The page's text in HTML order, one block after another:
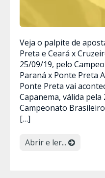
Veja o palpite de
Preta e Ceará x
25/09/19, pelo
Paraná x Ponte Preta
Ponte Preta vai
Capanema, válida pela
Campeonato
[…]
Abrir e ler...